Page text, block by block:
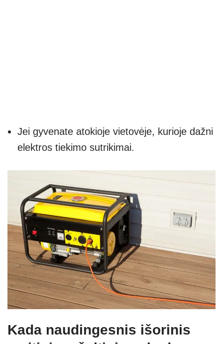
Jei gyvenate atokioje vietovėje, kurioje dažni
elektros tiekimo sutrikimai.
Kada naudingesnis išorinis